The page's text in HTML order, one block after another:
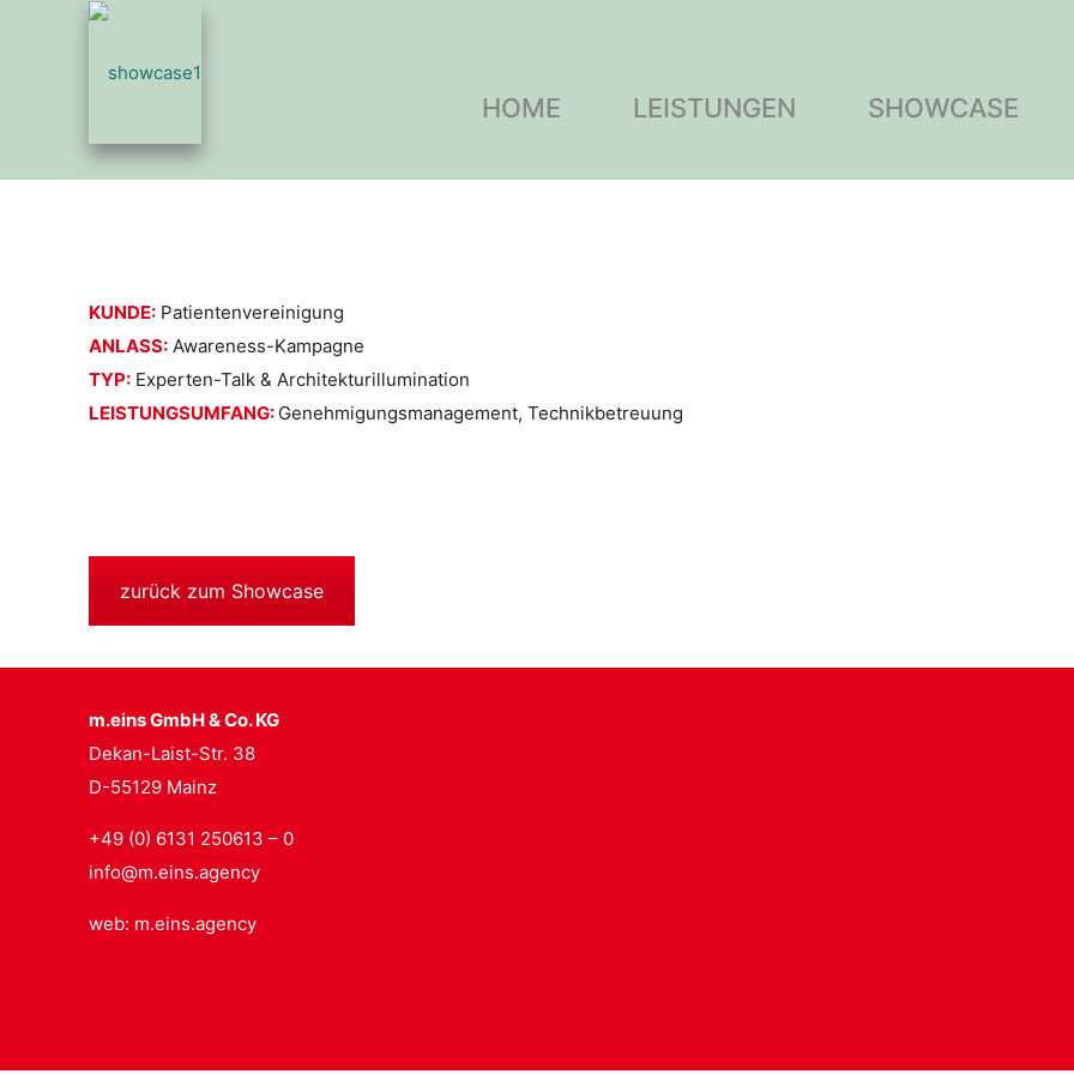
HOME LEISTUNGEN SHOWCASE
KUNDE: Patientenvereinigung
ANLASS: Awareness-Kampagne
TYP: Experten-Talk & Architekturillumination
LEISTUNGSUMFANG: Genehmigungsmanagement, Technikbetreuung
zurück zum Showcase
m.eins GmbH & Co. KG
Dekan-Laist-Str. 38
D-55129 Mainz
+49 (0) 6131 250613 – 0
info@m.eins.agency
web: m.eins.agency